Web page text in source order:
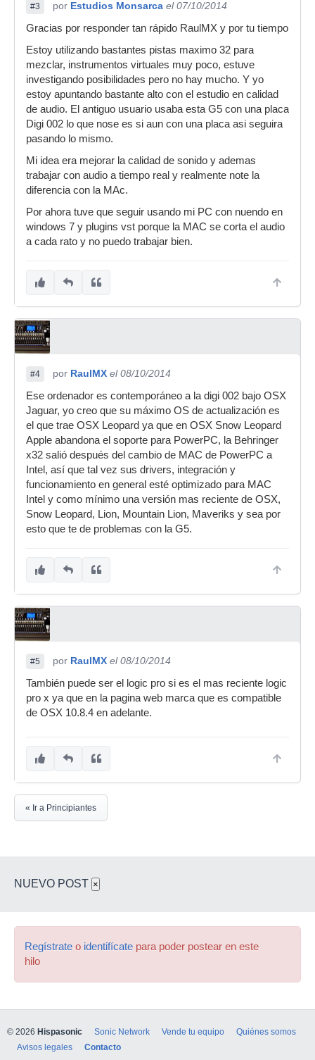
#3 por Estudios Monsarca el 07/10/2014
Gracias por responder tan rápido RaulMX y por tu tiempo
Estoy utilizando bastantes pistas maximo 32 para
mezclar, instrumentos virtuales muy poco, estuve
investigando posibilidades pero no hay mucho. Y yo
estoy apuntando bastante alto con el estudio en calidad
de audio. El antiguo usuario usaba esta G5 con una placa
Digi 002 lo que nose es si aun con una placa asi seguira
pasando lo mismo.
Mi idea era mejorar la calidad de sonido y ademas
trabajar con audio a tiempo real y realmente note la
diferencia con la MAc.
Por ahora tuve que seguir usando mi PC con nuendo en
windows 7 y plugins vst porque la MAC se corta el audio
a cada rato y no puedo trabajar bien.
#4 por RaulMX el 08/10/2014
Ese ordenador es contemporáneo a la digi 002 bajo OSX
Jaguar, yo creo que su máximo OS de actualización es
el que trae OSX Leopard ya que en OSX Snow Leopard
Apple abandona el soporte para PowerPC, la Behringer
x32 salió después del cambio de MAC de PowerPC a
Intel, así que tal vez sus drivers, integración y
funcionamiento en general esté optimizado para MAC
Intel y como mínimo una versión mas reciente de OSX,
Snow Leopard, Lion, Mountain Lion, Maveriks y sea por
esto que te de problemas con la G5.
#5 por RaulMX el 08/10/2014
También puede ser el logic pro si es el mas reciente logic
pro x ya que en la pagina web marca que es compatible
de OSX 10.8.4 en adelante.
« Ir a Principiantes
NUEVO POST ×
Regístrate o identifícate para poder postear en este
hilo
© 2026 Hispasonic Sonic Network Vende tu equipo
Quiénes somos
Avisos legales
Contacto